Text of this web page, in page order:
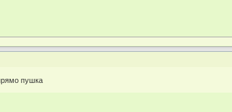
пушка